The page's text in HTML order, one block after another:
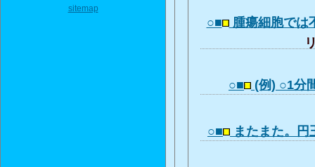
sitemap
○■ 腫瘍細胞で
○■ (例) ○1分
○■ またまた。